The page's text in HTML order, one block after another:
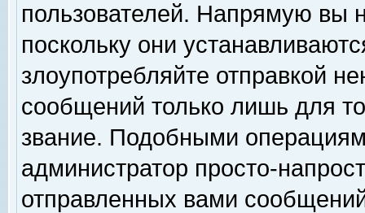
пользователей. Напрямую вы
поскольку они
злоупотребляйте отправкой
сообщений только лишь для
звание. Подобными
администратор просто-
отправленных вами